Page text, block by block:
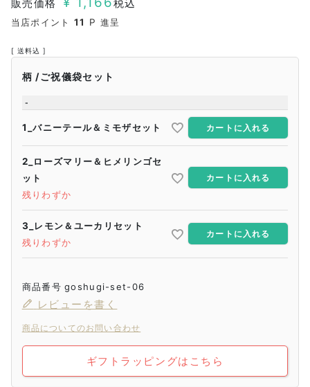
販売価格 税込
当店ポイント 11 P 進呈
送料込
柄 ご祝儀袋セット
-
1_バニーテール＆ミモザセット カートに入れる
2_ローズマリー＆ヒメリンゴセ
ット
残りわずか
カートに入れる
3_レモン＆ユーカリセット
残りわずか
カートに入れる
商品番号 goshugi-set-06
レビューを書く
商品についてのお問い合わせ
ギフトラッピングはこちら